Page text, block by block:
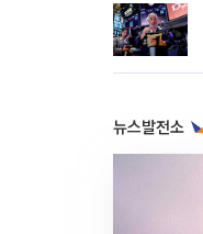
뉴스발전소